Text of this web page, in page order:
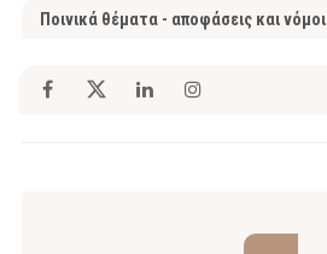
Ποινικά θέματα - αποφάσεις και νόμοι